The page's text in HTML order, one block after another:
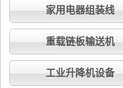
家用电器组装线
重载链板输送机
工业升降机设备